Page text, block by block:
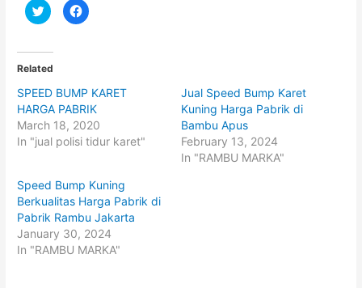
C
l
t
o
s
h
a
r
e
o
n
T
t
e
r
(
O
p
e
n
C
l
h
a
r
e
o
n
F
b
o
o
k
(
O
p
e
Related
SPEED BUMP KARET
HARGA PABRIK
March 18, 2020
In "jual polisi tidur karet"
Jual Speed Bump Karet
Kuning Harga Pabrik di
Bambu Apus
February 13, 2024
In "RAMBU MARKA"
Speed Bump Kuning
Berkualitas Harga Pabrik di
Pabrik Rambu Jakarta
January 30, 2024
In "RAMBU MARKA"